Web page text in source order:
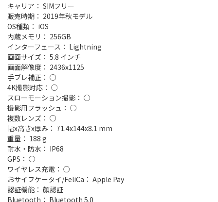
キャリア： SIMフリー
販売時期： 2019年秋モデル
OS種類： iOS
内蔵メモリ： 256GB
インターフェース： Lightning
画面サイズ： 5.8 インチ
画面解像度： 2436x1125
手ブレ補正： ○
4K撮影対応： ○
スローモーション撮影： ○
撮影用フラッシュ： ○
複数レンズ： ○
幅x高さx厚み： 71.4x144x8.1 mm
重量： 188 g
耐水・防水： IP68
GPS： ○
ワイヤレス充電： ○
おサイフケータイ/FeliCa： Apple Pay
認証機能： 顔認証
Bluetooth： Bluetooth 5.0